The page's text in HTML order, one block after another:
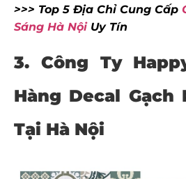
>>> Top 5 Địa Chỉ Cung Cấp
Sáng Hà NộiUy Tín
3. Công Ty
Hàng Decal Gạch
Tại Hà Nội